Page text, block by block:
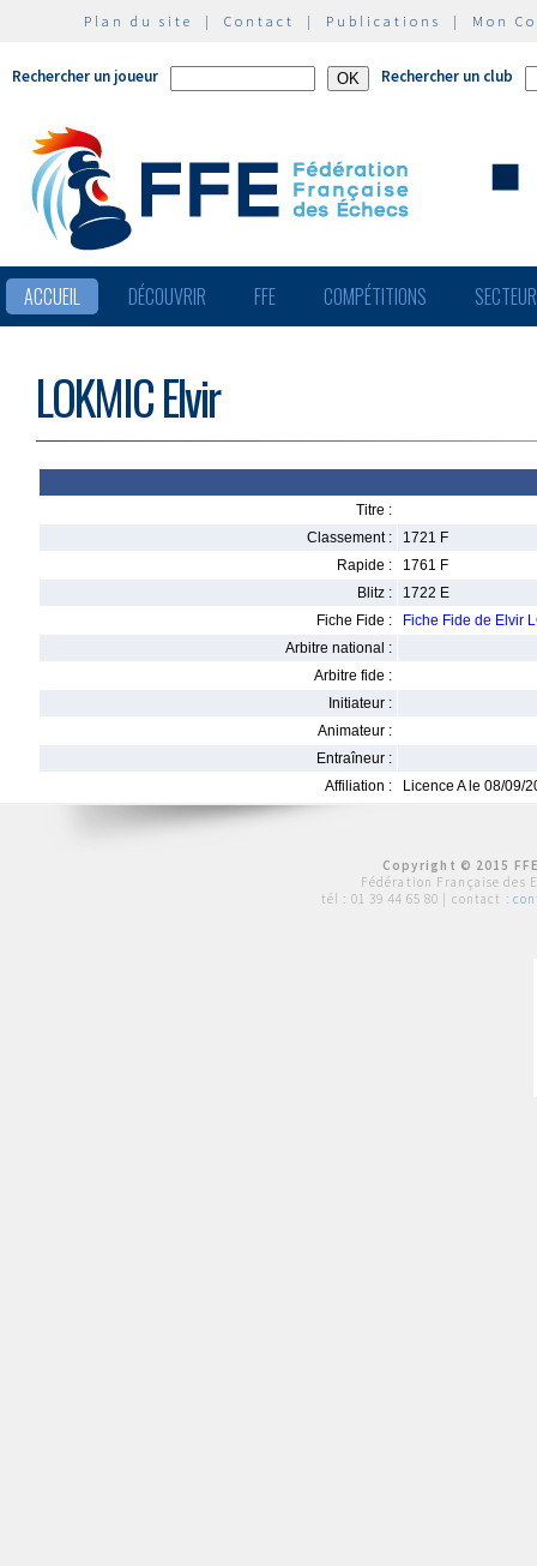
Plan du site | Contact | Publications | Mon
Rechercher un joueur Rechercher un club
ACCUEIL DÉCOUVRIR FFE COMPÉTITIONS
LOKMIC Elvir
Titre :
Classement :
1721 F
Rapide :
1761 F
Blitz :
1722 E
Fiche Fide :
Fiche Fide de Elvir
Arbitre national :
Arbitre fide :
Initiateur :
Animateur :
Entraîneur :
Affiliation :
Licence A le 08/09/
Copyright © 2015
Fédération Française des
tél : 01 39 44 65 80 | contact :